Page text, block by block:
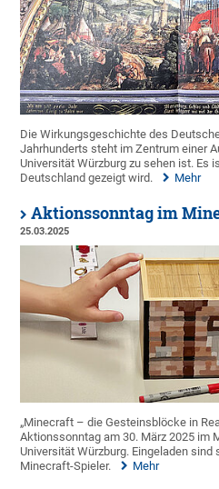
Die Wirkungsgeschichte des
Jahrhunderts steht im Zentrum einer
Universität Würzburg zu sehen ist. Es
Deutschland gezeigt wird.
Mehr
Aktionssonntag im
25.03.2025
„Minecraft – die Gesteinsblöcke in
Aktionssonntag am 30. März 2025 im
Universität Würzburg. Eingeladen
Minecraft-Spieler.
Mehr